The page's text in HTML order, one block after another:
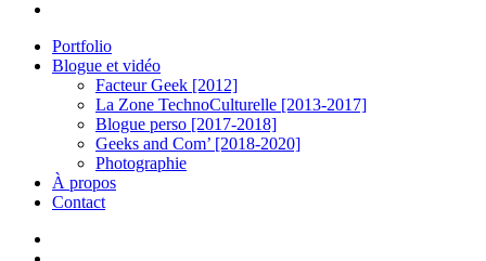
Portfolio
Blogue et vidéo
Facteur Geek [2012]
La Zone TechnoCulturelle [2013-2017]
Blogue perso [2017-2018]
Geeks and Com’ [2018-2020]
Photographie
À propos
Contact